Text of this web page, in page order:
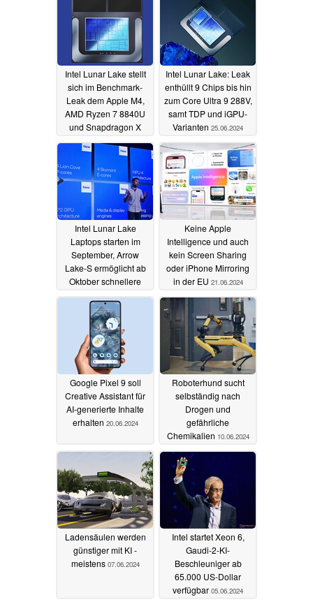
Intel Lunar Lake stellt
sich im Benchmark-
Leak dem Apple M4,
AMD Ryzen 7 8840U
und Snapdragon X
Elite26.06.2024
Intel Lunar Lake: Leak
enthüllt 9 Chips bis hin
zum Core Ultra 9 288V,
samt TDP und iGPU-
Varianten 25.06.2024
Intel Lunar Lake
Laptops starten im
September, Arrow
Lake-S ermöglicht ab
Oktober schnellere
Gaming-Tower
24.06.2024
Keine Apple
Intelligence und auch
kein Screen Sharing
oder iPhone Mirroring
in der EU 21.06.2024
Google Pixel 9 soll
Creative Assistant für
AI-generierte Inhalte
erhalten 20.06.2024
Roboterhund sucht
selbständig nach
Drogen und
gefährliche
Chemikalien 10.06.2024
Ladensäulen werden
günstiger mit KI -
meistens 07.06.2024
Intel startet Xeon 6,
Gaudi-2-KI-
Beschleuniger ab
65.000 US-Dollar
verfügbar 05.06.2024